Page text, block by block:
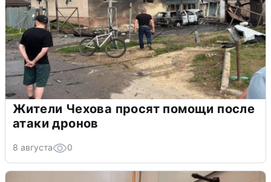
Жители Чехова просят помощи после
атаки дронов
8 августа 0